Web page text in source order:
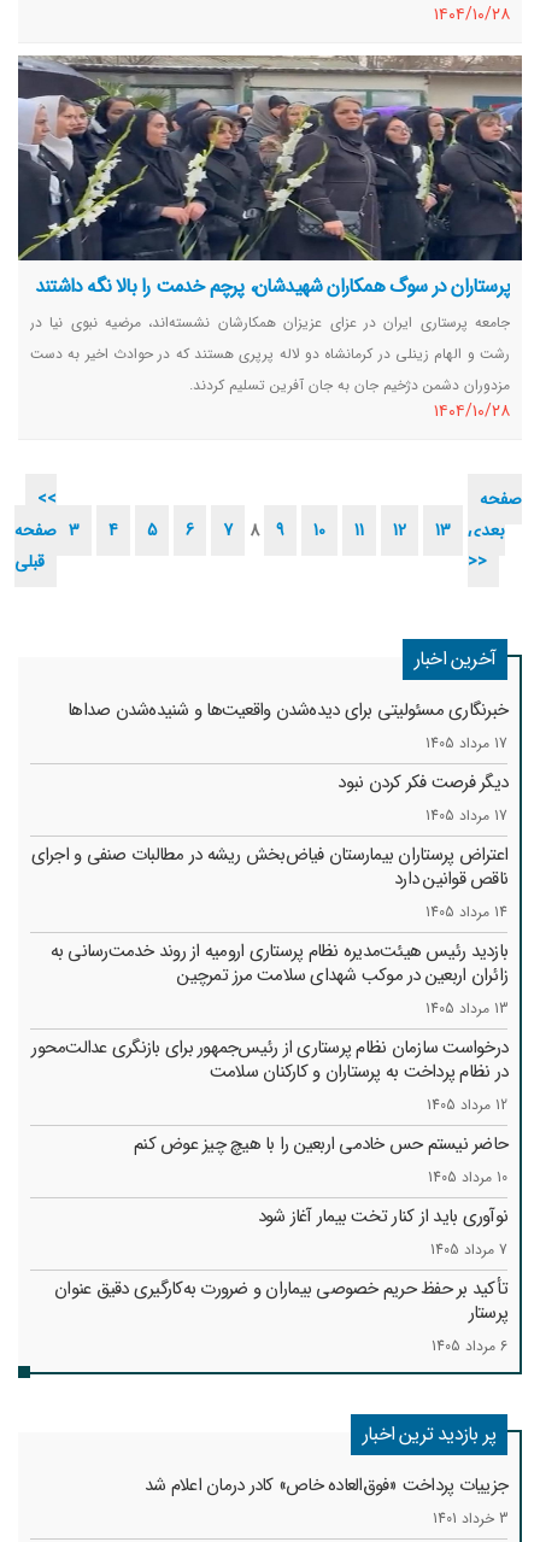
١٤٠٤/١٠/٢٨
پرستاران در سوگ همکاران شهیدشان، پرچم خدمت را بالا نگه داشتند
جامعه پرستاری ایران در عزای عزیزان همکارشان نشسته‌اند، مرضیه نبوی نیا در
رشت و الهام زینلی در کرمانشاه دو لاله پرپری هستند که در حوادث اخیر به دست
مزدوران دشمن دژخیم جان به جان آفرین تسلیم کردند.
١٤٠٤/١٠/٢٨
<<
صفحه
قبلی
3 4 5 6 7 8 9 10 11 12 13
صفحه
بعدی
>>
آخرین اخبار
خبرنگاری مسئولیتی برای دیده‌شدن واقعیت‌ها و شنیده‌شدن صداها
17 مرداد 1405
دیگر فرصت فکر کردن نبود
17 مرداد 1405
اعتراض پرستاران بیمارستان فیاض‌بخش ریشه در مطالبات صنفی و اجرای
ناقص قوانین دارد
14 مرداد 1405
بازدید رئیس هیئت‌مدیره نظام پرستاری ارومیه از روند خدمت‌رسانی به
زائران اربعین در موکب شهدای سلامت مرز تمرچین
13 مرداد 1405
درخواست سازمان نظام پرستاری از رئیس‌جمهور برای بازنگری عدالت‌محور
در نظام پرداخت به پرستاران و کارکنان سلامت
12 مرداد 1405
حاضر نیستم حس خادمی اربعین را با هیچ چیز عوض کنم
10 مرداد 1405
نوآوری باید از کنار تخت بیمار آغاز شود
7 مرداد 1405
تأکید بر حفظ حریم خصوصی بیماران و ضرورت به‌کارگیری دقیق عنوان
پرستار
6 مرداد 1405
پر بازدید ترین اخبار
جزییات پرداخت «فوق‌العاده خاص» کادر درمان اعلام شد
3 خرداد 1401